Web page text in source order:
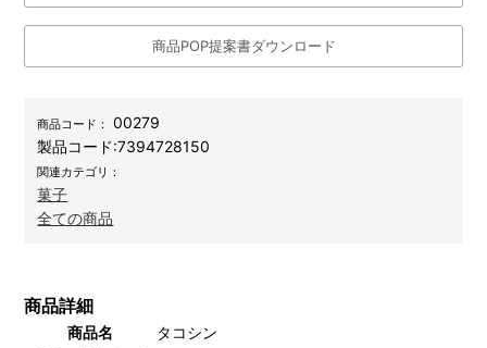
商品POP提案書ダウンロード
商品コード：
00279
製品コード:7394728150
関連カテゴリ：
菓子
全ての商品
商品詳細
商品名
タコシン